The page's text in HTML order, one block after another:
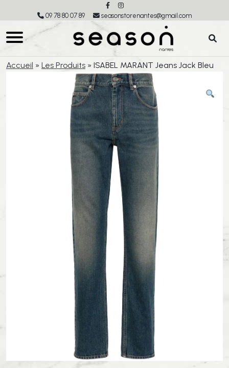
09 78 80 07 89 seasonstorenantes@gmail.com
Accueil » Les Produits » ISABEL MARANT Jeans Jack Bleu